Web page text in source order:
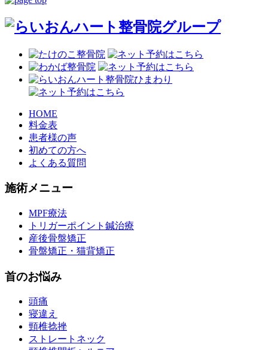
HOME
料金表
患者様の声
初めての方へ
よくある質問
施術メニュー
MPF療法
トリガーポイント鍼治療
産後骨盤矯正
骨盤矯正・猫背矯正
首のお悩み
頭痛
寝違え
頸椎捻挫
ストレートネック